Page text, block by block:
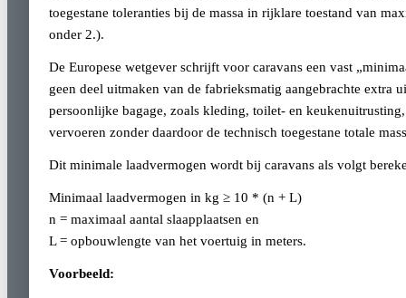
toegestane toleranties bij de massa in rijklare toestand van
onder 2.).
De Europese wetgever schrijft voor caravans een vast
geen deel uitmaken van de fabrieksmatig aangebrachte extra
persoonlijke bagage, zoals kleding, toilet- en
vervoeren zonder daardoor de technisch toegestane totale
Dit minimale laadvermogen wordt bij caravans als volgt
Minimaal laadvermogen in kg ≥ 10 * (n + L)
n = maximaal aantal slaapplaatsen en
L = opbouwlengte van het voertuig in meters.
Voorbeeld: